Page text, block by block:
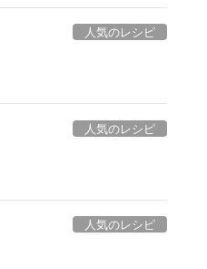
人気のレシピ
人気のレシピ
人気のレシピ